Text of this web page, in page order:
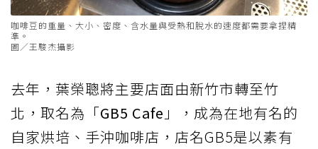
咖啡豆的重量、大小、密度、含水量與受熱和脫水的速度都需要拿捏精
準。
圖／王駿杰攝影
去年，葉榮聰將主要店面由新竹市轉至竹
北，取名為「GB5 Cafe 」，成為在地有名的
自家烘培、手沖咖啡店，店名GB5是以素有